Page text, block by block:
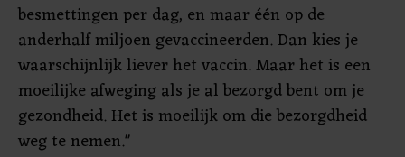
besmettingen per dag, en maar één op de
anderhalf miljoen gevaccineerden. Dan kies je
waarschijnlijk liever het vaccin. Maar het is een
moeilijke afweging als je al bezorgd bent om je
gezondheid. Het is moeilijk om die bezorgdheid
weg te nemen."